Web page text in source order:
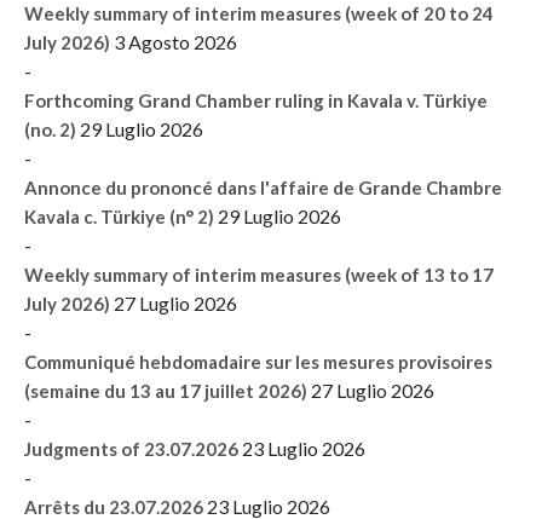
Weekly summary of interim measures (week of 20 to 24
July 2026) 3 Agosto 2026
-
Forthcoming Grand Chamber ruling in Kavala v. Türkiye
(no. 2) 29 Luglio 2026
-
Annonce du prononcé dans l'affaire de Grande Chambre
Kavala c. Türkiye (n° 2) 29 Luglio 2026
-
Weekly summary of interim measures (week of 13 to 17
July 2026) 27 Luglio 2026
-
Communiqué hebdomadaire sur les mesures provisoires
(semaine du 13 au 17 juillet 2026) 27 Luglio 2026
-
Judgments of 23.07.2026 23 Luglio 2026
-
Arrêts du 23.07.2026 23 Luglio 2026